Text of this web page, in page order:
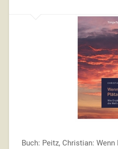
Buch: Peitz, Christian: